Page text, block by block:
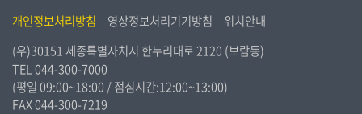
개인정보처리방침 영상정보처리기기방침
위치안내
(우)30151 세종특별자치시 한누리대로 2120 (보람동)
TEL044-300-7000
(평일 09:00~18:00 / 점심시간:12:00~13:00)
FAX 044-300-7219